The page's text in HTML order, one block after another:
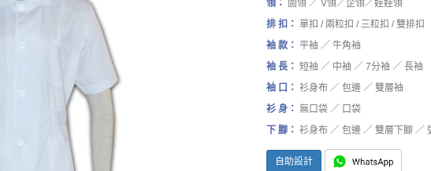
領：
圖領 ／ V領／企領／娃娃領
排 扣： 單扣 / 兩粒扣 / 三粒扣 / 雙排扣
袖 款： 平袖 ／ 牛角袖
袖 長： 短袖 ／ 中袖 ／ 7分袖 ／ 長袖
袖 口： 衫身布 ／ 包邊 ／ 雙層袖
衫 身： 無口袋 ／ 口袋
下 腳： 衫身布 ／ 包邊 ／ 雙層下腳 ／
自助設計